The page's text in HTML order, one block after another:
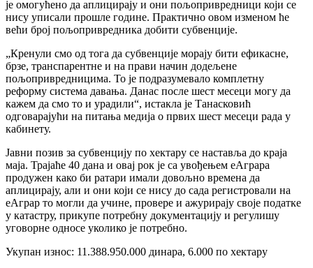
је омогућено да аплицирају и они пољопривредници који се
нису уписали прошле године. Практично овом изменом ће
већи број пољопривредника добити субвенције.
„Кренули смо од тога да субвенције морају бити ефикасне,
брзе, транспарентне и на прави начин додељене
пољопривредницима. То је подразумевало комплетну
реформу система давања. Данас после шест месеци могу да
кажем да смо то и урадили“, истакла је Танасковић
одговарајући на питања медија о првих шест месеци рада у
кабинету.
Јавни позив за субвенцију по хектару се наставља до краја
маја. Трајаће 40 дана и овај рок је са увођењем еАграра
продужен како би ратари имали довољно времена да
аплицирају, али и они који се нису до сада регистровали на
еАграр то могли да учине, провере и ажурирају своје податке
у катастру, прикупе потребну документацију и регулишу
уговорне односе уколико је потребно.
Укупан износ: 11.388.950.000 динара, 6.000 по хектару